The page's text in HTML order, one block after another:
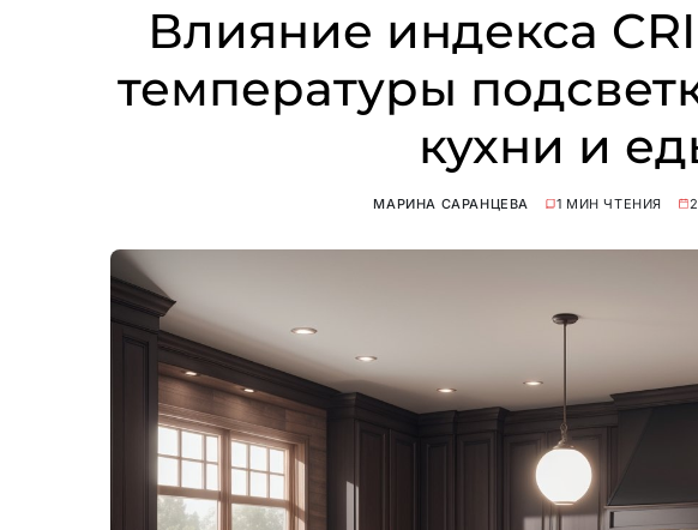
Влияние индекса
температуры
кухни и
МАРИНА САРАНЦЕВА 1 МИН ЧТЕНИЯ